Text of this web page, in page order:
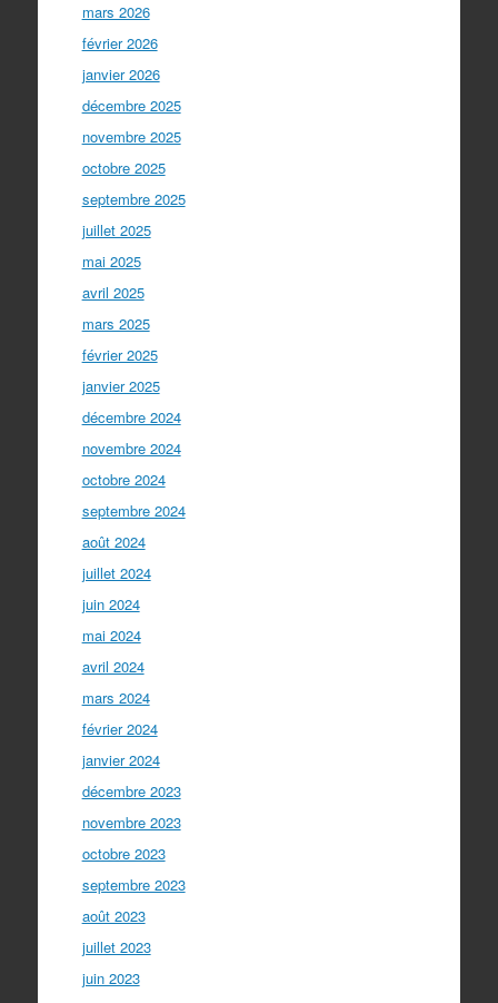
mars 2026
février 2026
janvier 2026
décembre 2025
novembre 2025
octobre 2025
septembre 2025
juillet 2025
mai 2025
avril 2025
mars 2025
février 2025
janvier 2025
décembre 2024
novembre 2024
octobre 2024
septembre 2024
août 2024
juillet 2024
juin 2024
mai 2024
avril 2024
mars 2024
février 2024
janvier 2024
décembre 2023
novembre 2023
octobre 2023
septembre 2023
août 2023
juillet 2023
juin 2023